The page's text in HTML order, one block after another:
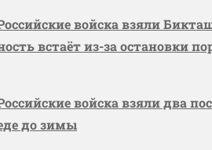
войска взяли
встаёт из-за остановки
войска взяли два
до зимы